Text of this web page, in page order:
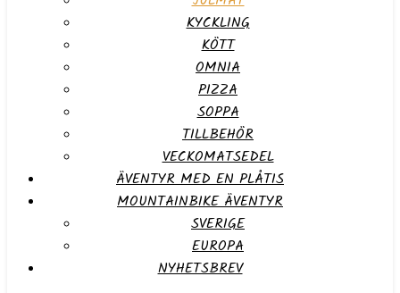
KYCKLING
KÖTT
OMNIA
PIZZA
SOPPA
TILLBEHÖR
VECKOMATSEDEL
ÄVENTYR MED EN PLÅTIS
MOUNTAINBIKE ÄVENTYR
SVERIGE
EUROPA
NYHETSBREV